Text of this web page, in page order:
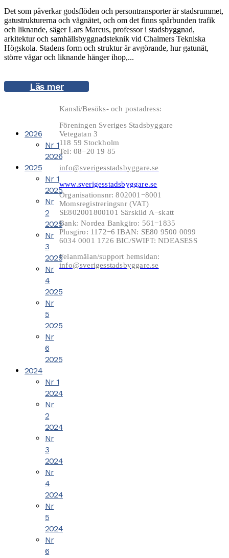
Det som påverkar godsflöden och persontransporter är stadsrummet,
gatustrukturerna och vägnätet, och om det finns spårbunden trafik
och liknande, säger Lars Marcus, professor i stadsbyggnad,
arkitektur och samhällsbyggnadsteknik vid Chalmers Tekniska
Högskola. Stadens form och struktur är avgörande, hur gatunät,
större vägar och liknande hänger ihop,...
Läs mer
2026
Nr 1
2026
2025
Nr 1
2025
Nr
2
2025
Nr
3
2025
Nr
4
2025
Nr
5
2025
Nr
6
2025
2024
Nr 1
2024
Nr
2
2024
Nr
3
2024
Nr
4
2024
Nr
5
2024
Nr
6
Kansli/Besöks- och postadress:
Föreningen Sveriges Stadsbyggare
Vetegatan 3
118 59 Stockholm
Tel: 08−20 19 85
info@sverigesstadsbyggare.se
www.sverigesstadsbyggare.se
Organisationsnr: 802001−8001
Momsregistreringsnr (VAT)
SE802001800101 Särskild A−skatt
Bank: Nordea Bankgiro: 561−1835
Plusgiro: 1172−6 IBAN: SE80 9500 0099
6034 0001 1726 BIC/SWIFT: NDEASESS
Felanmälan/support hemsidan:
info@sverigesstadsbyggare.se